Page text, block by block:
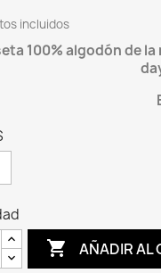
incluidos
100% algodón de
 AÑADIR AL